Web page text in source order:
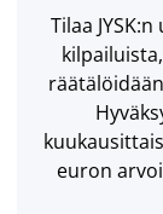
Tilaa
euron